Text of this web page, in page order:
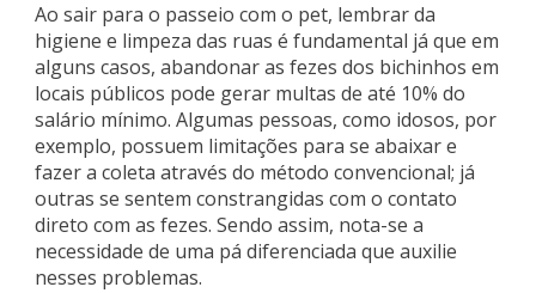
Ao sair para o passeio com o pet, lembrar da
higiene e limpeza das ruas é fundamental já que em
alguns casos, abandonar as fezes dos bichinhos em
locais públicos pode gerar multas de até 10% do
salário mínimo. Algumas pessoas, como idosos, por
exemplo, possuem limitações para se abaixar e
fazer a coleta através do método convencional; já
outras se sentem constrangidas com o contato
direto com as fezes. Sendo assim, nota-se a
necessidade de uma pá diferenciada que auxilie
nesses problemas.